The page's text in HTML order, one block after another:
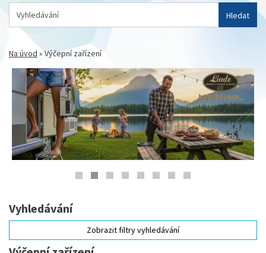
Hledat
Na úvod »Výčepní zařízení
Vyhledávání
Zobrazit filtry vyhledávání